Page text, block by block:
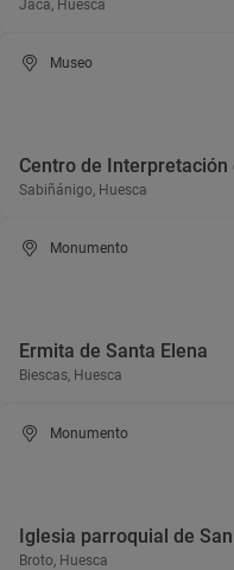
Jaca, Huesca
Museo
Centro de Interpretación
Sabiñánigo, Huesca
Monumento
Ermita de Santa Elena
Biescas, Huesca
Monumento
Iglesia parroquial de
Broto, Huesca